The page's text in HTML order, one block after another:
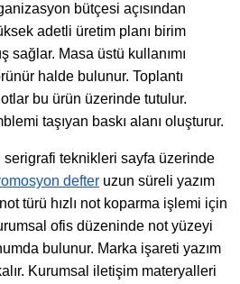
bütçesi açısından
adetli üretim planı birim
sağlar. Masa üstü kullanımı
halde bulunur. Toplantı
notlar bu ürün üzerinde tutulur.
taşıyan baskı alanı oluşturur.
serigrafi teknikleri sayfa üzerinde
defter uzun süreli yazım
türü hızlı not koparma işlemi için
ofis düzeninde not yüzeyi
bulunur. Marka işareti yazım
Kurumsal iletişim materyalleri